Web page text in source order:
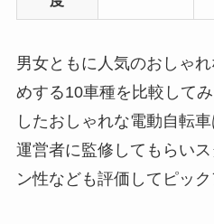
男女ともに人気のおしゃ
めする10車種を比較して
したおしゃれな電動自転
運営者に監修してもらい
ン性なども評価してピック